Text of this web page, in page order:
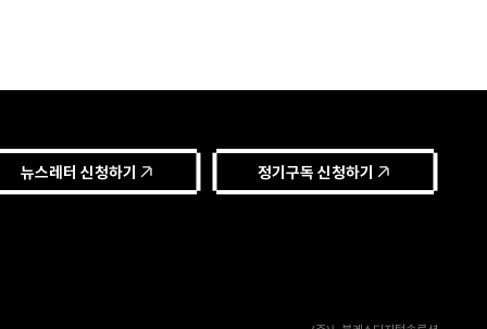
뉴스레터 신청하기 정기구독 신청하기